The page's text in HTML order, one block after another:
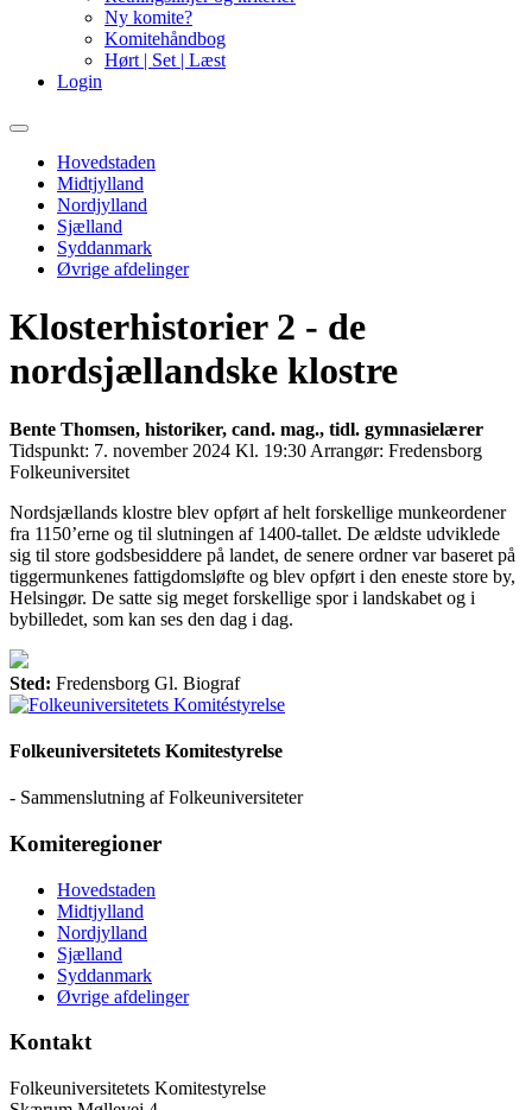
Ny komite?
Komitehåndbog
Hørt | Set | Læst
Login
Primary
Hovedstaden
Midtjylland
Nordjylland
Sjælland
Syddanmark
Øvrige afdelinger
Klosterhistorier 2 - de
nordsjællandske klostre
Bente Thomsen, historiker, cand. mag., tidl. gymnasielærer
Tidspunkt: 7. november 2024 Kl. 19:30 Arrangør: Fredensborg
Folkeuniversitet
Nordsjællands klostre blev opført af helt forskellige munkeordener
fra 1150’erne og til slutningen af 1400-tallet. De ældste udviklede
sig til store godsbesiddere på landet, de senere ordner var baseret på
tiggermunkenes fattigdomsløfte og blev opført i den eneste store by,
Helsingør. De satte sig meget forskellige spor i landskabet og i
bybilledet, som kan ses den dag i dag.
Sted: Fredensborg Gl. Biograf
Folkeuniversitetets Komitestyrelse
- Sammenslutning af Folkeuniversiteter
Komiteregioner
Hovedstaden
Midtjylland
Nordjylland
Sjælland
Syddanmark
Øvrige afdelinger
Kontakt
Folkeuniversitetets Komitestyrelse